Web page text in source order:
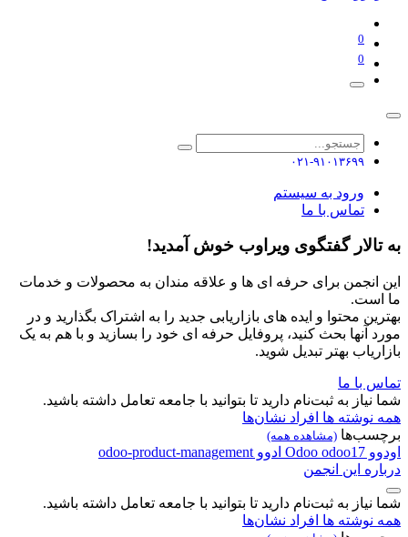
0
0
۰۲۱-۹۱۰۱۳۶۹۹
ورود به سیستم
تماس با ما
به تالار گفتگوی ویراوب خوش آمدید!
این انجمن برای حرفه ای ها و علاقه مندان به محصولات و خدمات
ما است.
بهترین محتوا و ایده های بازاریابی جدید را به اشتراک بگذارید و در
مورد آنها بحث کنید، پروفایل حرفه ای خود را بسازید و با هم به یک
بازاریاب بهتر تبدیل شوید.
تماس با ما
شما نیاز به ثبت‌نام دارید تا بتوانید با جامعه تعامل داشته باشید.
همه نوشته ها افراد نشان‌ها
برچسب‌ها (مشاهده همه)
اودوو Odoo odoo17 ادوو odoo-product-management
درباره این انجمن
شما نیاز به ثبت‌نام دارید تا بتوانید با جامعه تعامل داشته باشید.
همه نوشته ها افراد نشان‌ها